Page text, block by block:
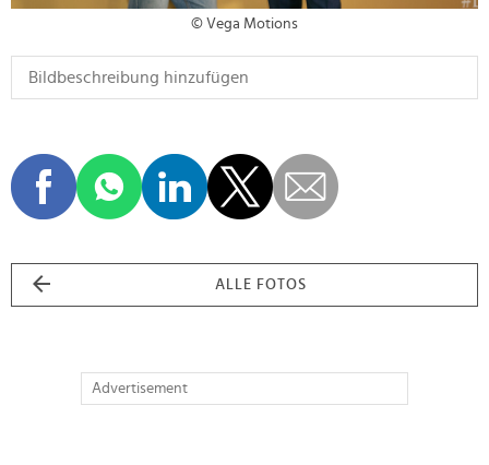
© Vega Motions
ALLE FOTOS
Advertisement